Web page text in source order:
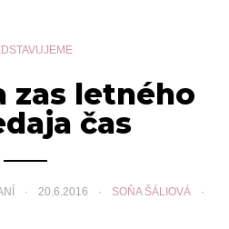
zas letného
čas
20.6.2016 SOŇA ŠÁLIOVÁ